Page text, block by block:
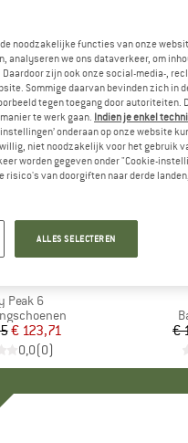
Peak 6
Prijs
Verlaagde prijs
€ 123,71
0,0(0)
€
noodzakelijke functies van onze
analyseren we ons dataverkeer, om
zijn ook onze social-media-,
Sommige daarvan bevinden zich in
tegen toegang door autoriteiten.
te werk gaan. Indien je enkel
instellingen’ onderaan op onze website
niet noodzakelijk voor het gebruik
worden gegeven onder "Cookie-
van doorgiften naar derde
ALLES SELECTEREN